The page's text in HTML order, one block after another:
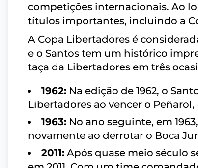
competições internacionais. Ao
títulos importantes, incluindo a
A Copa Libertadores é
e o Santos tem um histórico
taça da Libertadores em três
1962: Na edição de 1962, o
Libertadores ao vencer o
1963: No ano seguinte, em
novamente ao derrotar o Boca
2011: Após quase meio século